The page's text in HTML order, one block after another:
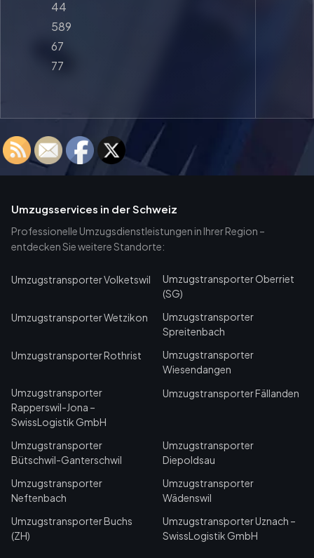
44
589
67
77
Umzugsservices in der Schweiz
Professionelle Umzugsdienstleistungen in Ihrer Region –
entdecken Sie weitere Standorte:
Umzugstransporter Volketswil
Umzugstransporter Oberriet
(SG)
Umzugstransporter Wetzikon
Umzugstransporter
Spreitenbach
Umzugstransporter Rothrist
Umzugstransporter
Wiesendangen
Umzugstransporter
Rapperswil-Jona –
SwissLogistik GmbH
Umzugstransporter Fällanden
Umzugstransporter
Bütschwil-Ganterschwil
Umzugstransporter
Diepoldsau
Umzugstransporter
Neftenbach
Umzugstransporter
Wädenswil
Umzugstransporter Buchs
(ZH)
Umzugstransporter Uznach –
SwissLogistik GmbH